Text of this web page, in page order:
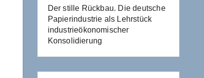
Der stille Rückbau. Die deutsche
Papierindustrie als Lehrstück
industrieökonomischer
Konsolidierung